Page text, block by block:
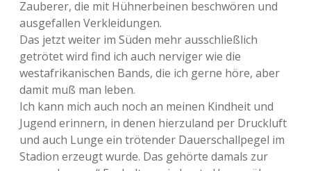
Zauberer, die mit Hühnerbeinen beschwören und
ausgefallen Verkleidungen.
Das jetzt weiter im Süden mehr ausschließlich
getrötet wird find ich auch nerviger wie die
westafrikanischen Bands, die ich gerne höre, aber
damit muß man leben.
Ich kann mich auch noch an meinen Kindheit und
Jugend erinnern, in denen hierzuland per Druckluft
und auch Lunge ein trötender Dauerschallpegel im
Stadion erzeugt wurde. Das gehörte damals zur